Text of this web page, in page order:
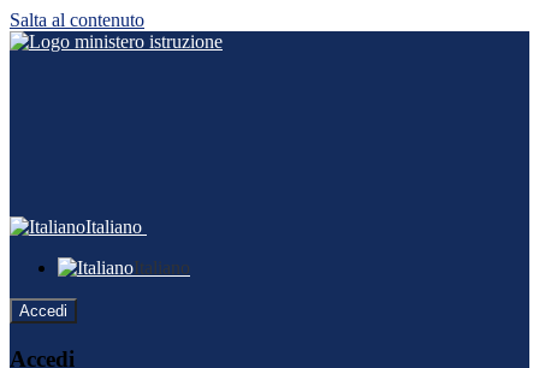
Salta al contenuto
Italiano
Italiano
Accedi
Accedi